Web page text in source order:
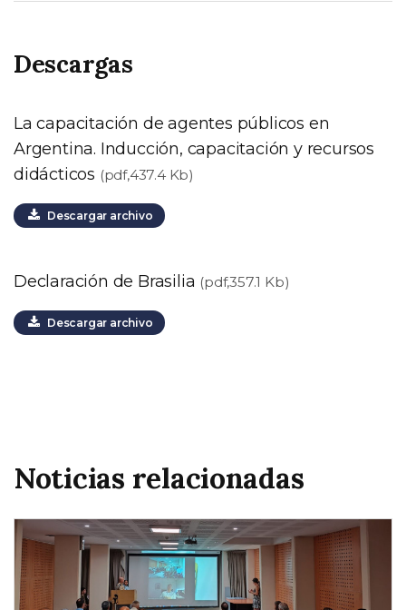
Descargas
La capacitación de agentes públicos en
Argentina. Inducción, capacitación y recursos
didácticos (pdf,437.4 Kb)
Descargar archivo
Declaración de Brasilia (pdf,357.1 Kb)
Descargar archivo
Noticias relacionadas